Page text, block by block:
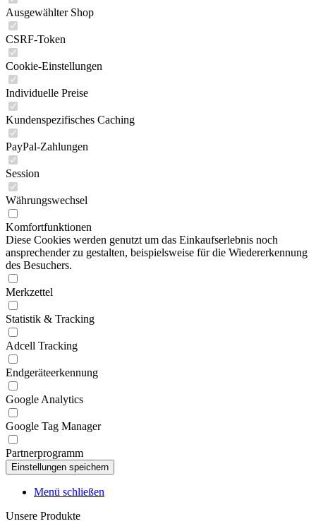
Ausgewählter Shop
CSRF-Token
Cookie-Einstellungen
Individuelle Preise
Kundenspezifisches Caching
PayPal-Zahlungen
Session
Währungswechsel
Komfortfunktionen
Diese Cookies werden genutzt um das Einkaufserlebnis noch
ansprechender zu gestalten, beispielsweise für die Wiedererkennung
des Besuchers.
Merkzettel
Statistik & Tracking
Adcell Tracking
Endgeräteerkennung
Google Analytics
Google Tag Manager
Partnerprogramm
Menü schließen
Unsere Produkte